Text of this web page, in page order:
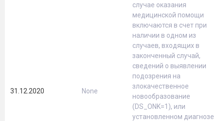
31.12.2020 None
случае оказания
медицинской помощи
включаются в счет при
наличии в одном из
случаев, входящих в
законченный случай,
сведений о выявлении
подозрения на
злокачественное
новообразование
(DS_ONK=1), или
установленном диагнозе